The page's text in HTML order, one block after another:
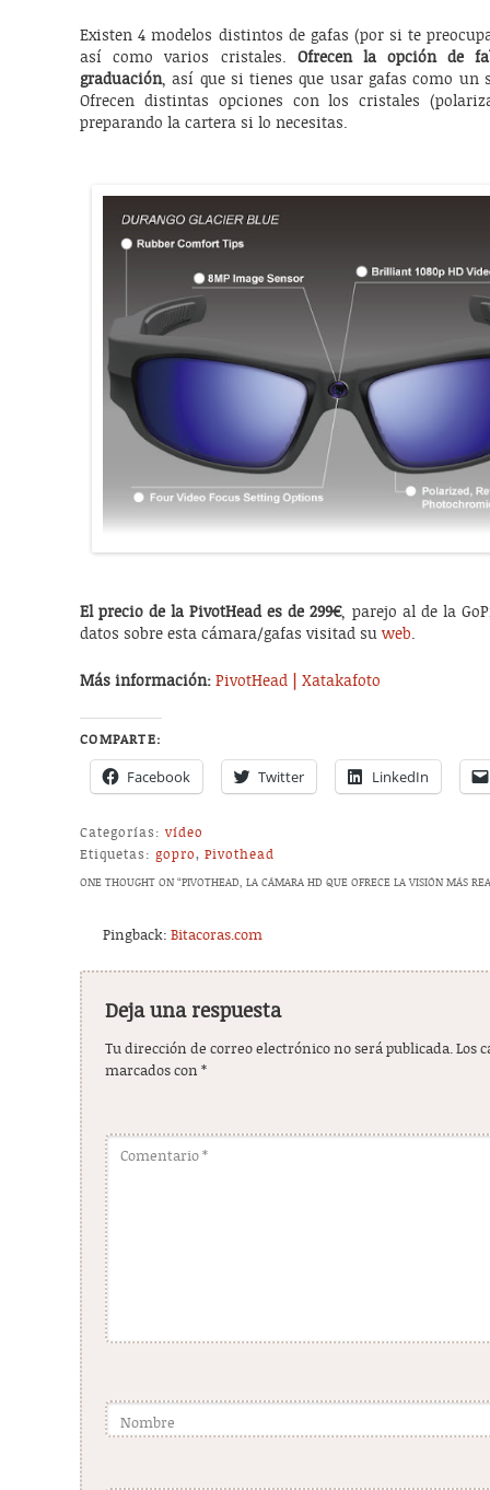
Existen 4 modelos distintos de gafas (por si te
así como varios cristales. Ofrecen la opción de
graduación, así que si tienes que usar gafas como un
Ofrecen distintas opciones con los cristales
preparando la cartera si lo necesitas.
El precio de la PivotHead es de 299€, parejo al de la
datos sobre esta cámara/gafas visitad suweb.
Más información:PivotHead |Xatakafoto
COMPARTE:
Facebook Twitter LinkedIn
Categorías: vídeo
Etiquetas: gopro,Pivothead
ONE THOUGHT ON “PIVOTHEAD, LA CÁMARA HD QUE OFRECE LA VISIÓN MÁS
Pingback:Bitacoras.com
Deja una respuesta
Tu dirección de correo electrónico no será publicada. Los
marcados con*
Comentario*
Nombre